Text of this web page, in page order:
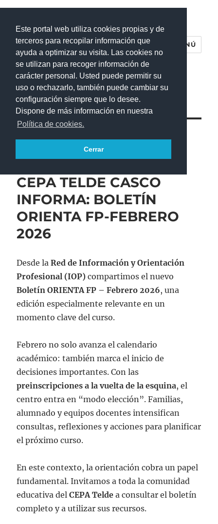
Este portal web utiliza cookies propias y de
terceros para recopilar información que
ayuda a optimizar su visita. Las cookies no
se utilizan para recoger información de
carácter personal. Usted puede permitir su
uso o rechazarlo, también puede cambiar su
configuración siempre que lo desee.
Dispone de más información en nuestra
Política de cookies.
Cerrar
CEPA Telde-Casco
MENÚ
Categoría:Prueba GESO
CEPA TELDE CASCO
INFORMA: BOLETÍN
ORIENTA FP-FEBRERO
2026
Desde laRed de Información y Orientación
Profesional (IOP) compartimos el nuevo
Boletín ORIENTA FP – Febrero 2026, una
edición especialmente relevante en un
momento clave del curso.
Febrero no solo avanza el calendario
académico: también marca el inicio de
decisiones importantes. Con las
preinscripciones a la vuelta de la esquina, el
centro entra en “modo elección”. Familias,
alumnado y equipos docentes intensifican
consultas, reflexiones y acciones para planificar
el próximo curso.
En este contexto, la orientación cobra un papel
fundamental. Invitamos a toda la comunidad
educativa delCEPA Telde a consultar el boletín
completo y a utilizar sus recursos.